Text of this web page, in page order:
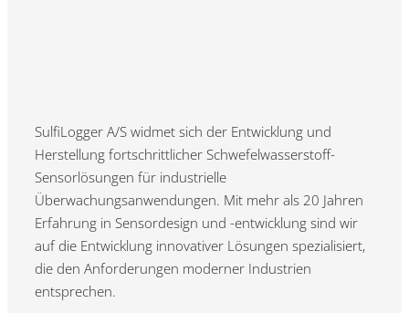
SulfiLogger A/S widmet sich der Entwicklung und
Herstellung fortschrittlicher Schwefelwasserstoff-
Sensorlösungen für industrielle
Überwachungsanwendungen. Mit mehr als 20 Jahren
Erfahrung in Sensordesign und -entwicklung sind wir
auf die Entwicklung innovativer Lösungen spezialisiert,
die den Anforderungen moderner Industrien
entsprechen.